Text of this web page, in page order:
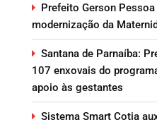
Prefeito Gerson
modernização da
Santana de Parnaíba:
107 enxovais do
apoio às gestantes
Sistema Smart Cotia